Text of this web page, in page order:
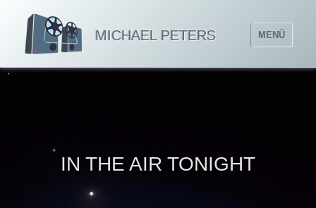
MICHAEL PETERS MENÜ
IN THE AIR TONIGHT